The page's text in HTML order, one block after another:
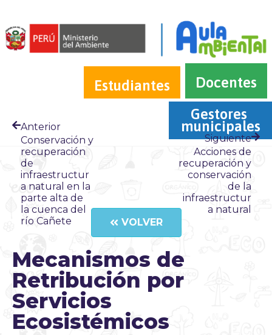
Estudiantes
Docentes
Gestores
municipales
Anterior
Conservación y
recuperación
de
infraestructur
a natural en la
parte alta de
la cuenca del
río Cañete
Siguiente
Acciones de
recuperación y
conservación
de la
infraestructur
a natural
VOLVER
Mecanismos de
Retribución por
Servicios
Ecosistémicos